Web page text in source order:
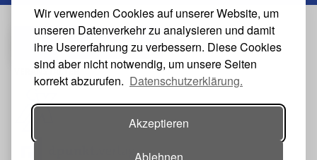
Wir verwenden Cookies auf unserer Website, um
unseren Datenverkehr zu analysieren und damit
ihre Usererfahrung zu verbessern. Diese Cookies
sind aber nicht notwendig, um unsere Seiten
korrekt abzurufen. Datenschutzerklärung.
Akzeptieren
#s2n-heise
VERANSTALTER